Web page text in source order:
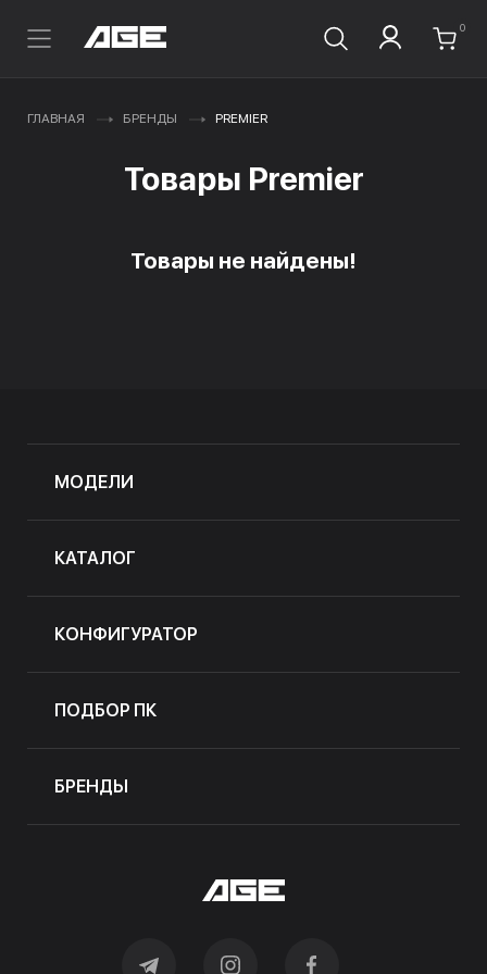
0
ГЛАВНАЯ БРЕНДЫ PREMIER
Товары Premier
Товары не найдены!
МОДЕЛИ
КАТАЛОГ
КОНФИГУРАТОР
ПОДБОР ПК
БРЕНДЫ